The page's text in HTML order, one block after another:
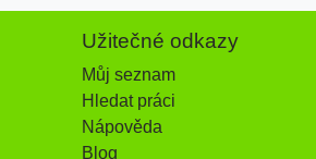
Užitečné odkazy
Můj seznam
Hledat práci
Nápověda
Blog